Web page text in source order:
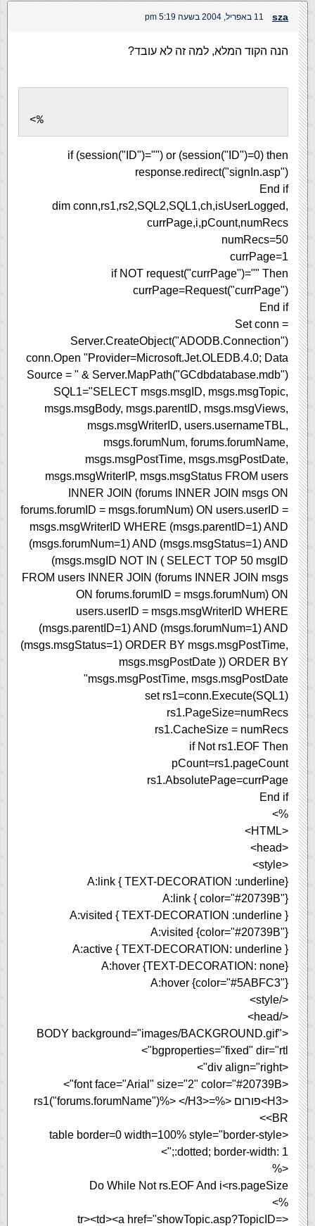
sza 11 באפריל, 2004 בשעה 5:19 pm
הנה הקוד המלא, למה זה לא עובד?
<%
if (session("ID")="") or (session("ID")=0) then
response.redirect("signIn.asp")
End if
dim conn,rs1,rs2,SQL2,SQL1,ch,isUserLogged,
currPage,i,pCount,numRecs
numRecs=50
currPage=1
if NOT request("currPage")="" Then
currPage=Request("currPage")
End if
Set conn =
Server.CreateObject("ADODB.Connection")
conn.Open "Provider=Microsoft.Jet.OLEDB.4.0; Data
Source = " & Server.MapPath("GCdbdatabase.mdb")
SQL1="SELECT msgs.msgID, msgs.msgTopic,
msgs.msgBody, msgs.parentID, msgs.msgViews,
msgs.msgWriterID, users.usernameTBL,
msgs.forumNum, forums.forumName,
msgs.msgPostTime, msgs.msgPostDate,
msgs.msgWriterIP, msgs.msgStatus FROM users
INNER JOIN (forums INNER JOIN msgs ON
forums.forumID = msgs.forumNum) ON users.userID =
msgs.msgWriterID WHERE (msgs.parentID=1) AND
(msgs.forumNum=1) AND (msgs.msgStatus=1) AND
(msgs.msgID NOT IN ( SELECT TOP 50 msgID
FROM users INNER JOIN (forums INNER JOIN msgs
ON forums.forumID = msgs.forumNum) ON
users.userID = msgs.msgWriterID WHERE
(msgs.parentID=1) AND (msgs.forumNum=1) AND
(msgs.msgStatus=1) ORDER BY msgs.msgPostTime,
msgs.msgPostDate )) ORDER BY
msgs.msgPostTime, msgs.msgPostDate"
set rs1=conn.Execute(SQL1)
rs1.PageSize=numRecs
rs1.CacheSize = numRecs
if Not rs1.EOF Then
pCount=rs1.pageCount
rs1.AbsolutePage=currPage
End if
%>
<HTML>
<head>
<style>
A:link { TEXT-DECORATION :underline}
A:link { color="#20739B"}
A:visited { TEXT-DECORATION :underline }
A:visited {color="#20739B"}
A:active { TEXT-DECORATION: underline }
A:hover {TEXT-DECORATION: none}
A:hover {color="#5ABFC3"}
</style>
</head>
<BODY background="images/BACKGROUND.gif"
bgproperties="fixed" dir="rtl">
<div align="right">
<font face="Arial" size="2" color="#20739B">
<H3>פורום <%=rs1("forums.forumName")%> </H3>
<BR>
<table border=0 width=100% style="border-style
:dotted; border-width: 1;">
<%
Do While Not rs.EOF And i<rs.pageSize
%>
<tr><td><a href="showTopic.asp?TopicID=